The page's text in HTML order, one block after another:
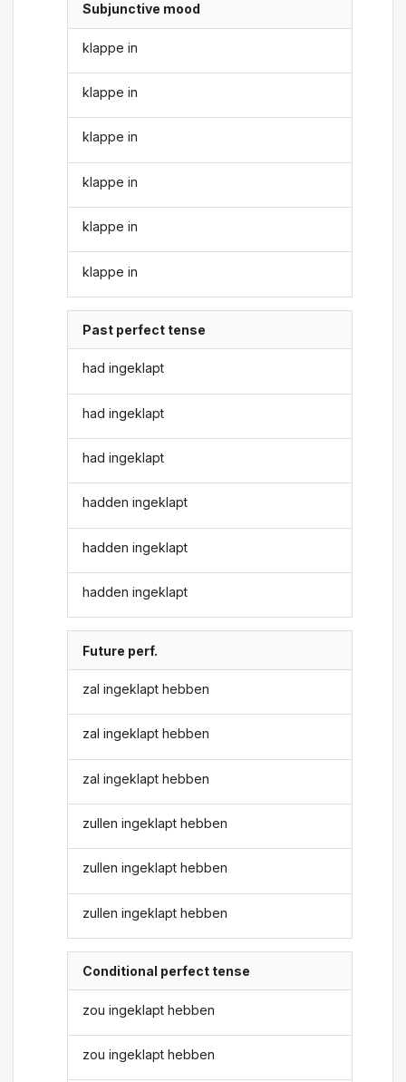
Subjunctive mood
klappe in
klappe in
klappe in
klappe in
klappe in
klappe in
Past perfect tense
had ingeklapt
had ingeklapt
had ingeklapt
hadden ingeklapt
hadden ingeklapt
hadden ingeklapt
Future perf.
zal ingeklapt hebben
zal ingeklapt hebben
zal ingeklapt hebben
zullen ingeklapt hebben
zullen ingeklapt hebben
zullen ingeklapt hebben
Conditional perfect tense
zou ingeklapt hebben
zou ingeklapt hebben